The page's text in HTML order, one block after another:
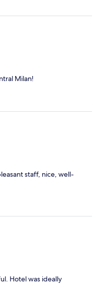
Milan!
staff, nice, well-
Hotel was ideally